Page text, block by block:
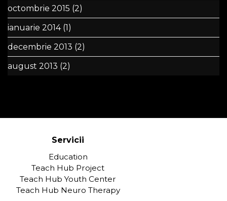
octombrie 2015 (2)
ianuarie 2014(1)
decembrie 2013 (2)
august 2013 (2)
Servicii
Education
Teach Hub Project
Teach Hub Youth Center
Teach Hub Neuro Therapy